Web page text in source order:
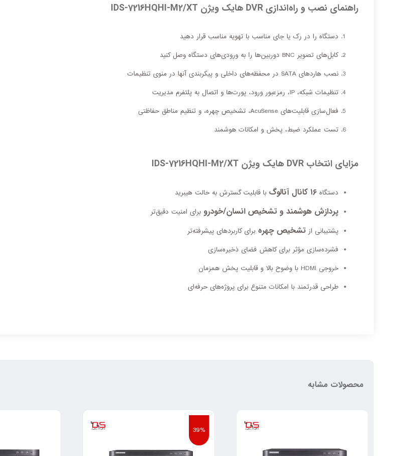
راهنمای نصب و راه‌اندازی DVR هایک ویژن IDS‑7216HQHI‑M2/XT
دستگاه را در رک یا جای مناسب با تهویه مناسب قرار دهید
کابل‌های تصویر BNC دوربین‌ها را به ورودی‌های دستگاه وصل کنید
نصب هاردهای SATA در محفظه‌های داخلی و پیکربندی آنها در منوی تنظیمات
تنظیمات شبکه، IP، رمزعبور ورود، پورت‌ها و اتصال به پلتفرم مدیریت
فعال‌سازی قابلیت‌های AcuSense، تشخیص چهره، و تنظیم مناطق حفاظتی
تست عملکرد ضبط، پخش و امکانات هوشمند
مزایای انتخاب DVR هایک ویژن IDS‑7216HQHI‑M2/XT
دستگاه ۱۶ کانال آنالوگ با قابلیت گسترش به حالت هیبرید
پردازش هوشمند و تشخیص انسان/خودرو برای امنیت دقیق‌تر
پشتیبانی از تشخیص چهره برای کاربردهای پیشرفته‌تر
فشرده‌سازی مؤثر برای کاهش فضای ذخیره‌سازی
خروجی HDMI با وضوح بالا و قابلیت پخش همزمان
طراحی قدرتمند با امکانات متنوع برای پروژه‌های حرفه‌ای
محصولات مشابه
39%